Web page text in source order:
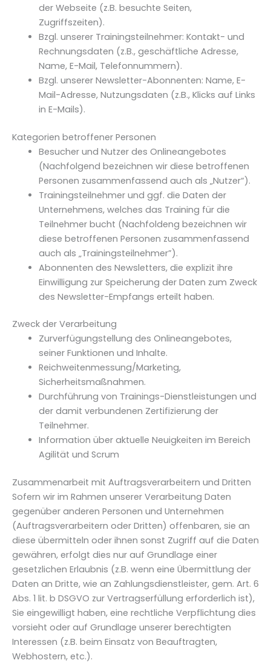
der Webseite (z.B. besuchte Seiten,
Zugriffszeiten).
Bzgl. unserer Trainingsteilnehmer: Kontakt- und
Rechnungsdaten (z.B., geschäftliche Adresse,
Name, E-Mail, Telefonnummern).
Bzgl. unserer Newsletter-Abonnenten: Name, E-
Mail-Adresse, Nutzungsdaten (z.B., Klicks auf Links
in E-Mails).
Kategorien betroffener Personen
Besucher und Nutzer des Onlineangebotes
(Nachfolgend bezeichnen wir diese betroffenen
Personen zusammenfassend auch als „Nutzer“).
Trainingsteilnehmer und ggf. die Daten der
Unternehmens, welches das Training für die
Teilnehmer bucht (Nachfoldeng bezeichnen wir
diese betroffenen Personen zusammenfassend
auch als „Trainingsteilnehmer”).
Abonnenten des Newsletters, die explizit ihre
Einwilligung zur Speicherung der Daten zum Zweck
des Newsletter-Empfangs erteilt haben.
Zweck der Verarbeitung
Zurverfügungstellung des Onlineangebotes,
seiner Funktionen und Inhalte.
Reichweitenmessung/Marketing,
Sicherheitsmaßnahmen.
Durchführung von Trainings-Dienstleistungen und
der damit verbundenen Zertifizierung der
Teilnehmer.
Information über aktuelle Neuigkeiten im Bereich
Agilität und Scrum
Zusammenarbeit mit Auftragsverarbeitern und Dritten
Sofern wir im Rahmen unserer Verarbeitung Daten
gegenüber anderen Personen und Unternehmen
(Auftragsverarbeitern oder Dritten) offenbaren, sie an
diese übermitteln oder ihnen sonst Zugriff auf die Daten
gewähren, erfolgt dies nur auf Grundlage einer
gesetzlichen Erlaubnis (z.B. wenn eine Übermittlung der
Daten an Dritte, wie an Zahlungsdienstleister, gem. Art. 6
Abs. 1 lit. b DSGVO zur Vertragserfüllung erforderlich ist),
Sie eingewilligt haben, eine rechtliche Verpflichtung dies
vorsieht oder auf Grundlage unserer berechtigten
Interessen (z.B. beim Einsatz von Beauftragten,
Webhostern, etc.).